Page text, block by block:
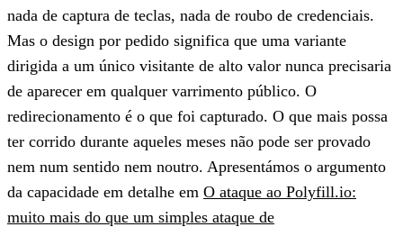
nada de captura de teclas, nada de roubo de credenciais.
Mas o design por pedido significa que uma variante
dirigida a um único visitante de alto valor nunca precisaria
de aparecer em qualquer varrimento público. O
redirecionamento é o que foi capturado. O que mais possa
ter corrido durante aqueles meses não pode ser provado
nem num sentido nem noutro. Apresentámos o argumento
da capacidade em detalhe em O ataque ao Polyfill.io:
muito mais do que um simples ataque de